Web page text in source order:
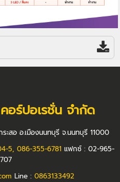
ร์ปอเรชั่น จำกัด
ะสอ อ.เมืองนนทบุรี จ.นนทบุรี 11000
5, 086-355-6781 แฟกซ์ : 02-965-
Line : 0863133492